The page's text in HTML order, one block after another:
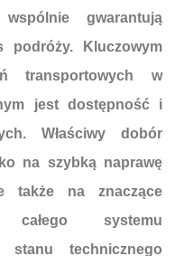
gwarantują
podróży. Kluczowym
transportowych w
jest dostępność i
Właściwy dobór
na szybką naprawę
także na znaczące
całego systemu
stanu technicznego